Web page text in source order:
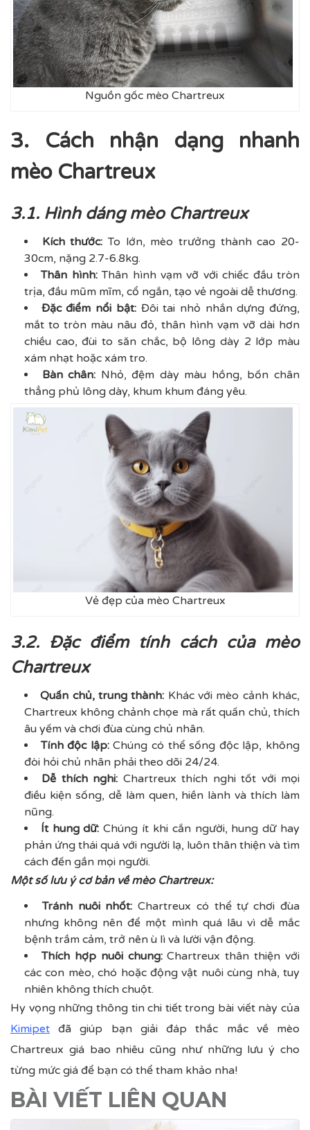
Nguồn gốc mèo Chartreux
3. Cách nhận dạng nhanh
mèo Chartreux
3.1. Hình dáng mèo Chartreux
Kích thước: To lớn, mèo trưởng thành cao 20-
30cm, nặng 2.7-6.8kg.
Thân hình:Thân hình vạm vỡ với chiếc đầu tròn
trịa, đầu mũm mĩm, cổ ngắn, tạo vẻ ngoài dễ thương.
Đặc điểm nổi bật:Đôi tai nhỏ nhắn dựng đứng,
mắt to tròn màu nâu đỏ, thân hình vạm vỡ dài hơn
chiều cao, đùi to săn chắc, bộ lông dày 2 lớp màu
xám nhạt hoặc xám tro.
Bàn chân: Nhỏ, đệm dày màu hồng, bốn chân
thẳng phủ lông dày, khum khum đáng yêu.
Vẻ đẹp của mèo Chartreux
3.2. Đặc điểm tính cách của mèo
Chartreux
Quấn chủ, trung thành: Khác với mèo cảnh khác,
Chartreux không chảnh chọe mà rất quấn chủ, thích
âu yếm và chơi đùa cùng chủ nhân.
Tính độc lập:Chúng có thể sống độc lập, không
đòi hỏi chủ nhân phải theo dõi 24/24.
Dễ thích nghi: Chartreux thích nghi tốt với mọi
điều kiện sống, dễ làm quen, hiền lành và thích làm
nũng.
Ít hung dữ: Chúng ít khi cắn người, hung dữ hay
phản ứng thái quá với người lạ, luôn thân thiện và tìm
cách đến gần mọi người.
Một số lưu ý cơ bản về mèo Chartreux:
Tránh nuôi nhốt: Chartreux có thể tự chơi đùa
nhưng không nên để một mình quá lâu vì dễ mắc
bệnh trầm cảm, trở nên ù lì và lười vận động.
Thích hợp nuôi chung:Chartreux thân thiện với
các con mèo, chó hoặc động vật nuôi cùng nhà, tuy
nhiên không thích chuột.
Hy vọng những thông tin chi tiết trong bài viết này của
Kimipet đã giúp bạn giải đáp thắc mắc về mèo
Chartreux giá bao nhiêu cũng như những lưu ý cho
từng mức giá để bạn có thể tham khảo nha!
BÀI VIẾT LIÊN QUAN